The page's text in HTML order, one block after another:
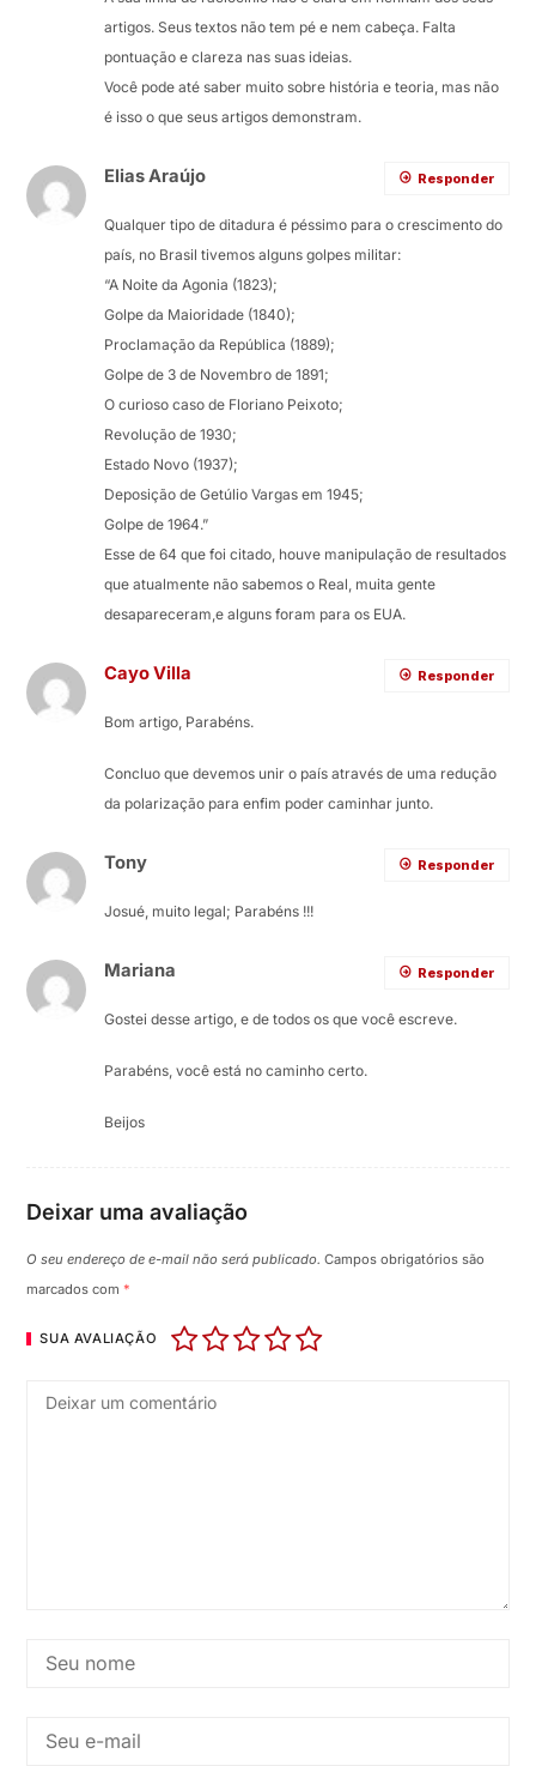
artigos. Seus textos não tem pé e nem cabeça. Falta
pontuação e clareza nas suas ideias.
Você pode até saber muito sobre história e teoria, mas não
é isso o que seus artigos demonstram.
Elias Araújo
Qualquer tipo de ditadura é péssimo para o crescimento do
país, no Brasil tivemos alguns golpes militar:
“A Noite da Agonia (1823);
Golpe da Maioridade (1840);
Proclamação da República (1889);
Golpe de 3 de Novembro de 1891;
O curioso caso de Floriano Peixoto;
Revolução de 1930;
Estado Novo (1937);
Deposição de Getúlio Vargas em 1945;
Golpe de 1964.”
Esse de 64 que foi citado, houve manipulação de resultados
que atualmente não sabemos o Real, muita gente
desapareceram,e alguns foram para os EUA.
Responder
Cayo Villa
Bom artigo, Parabéns.
Concluo que devemos unir o país através de uma redução
da polarização para enfim poder caminhar junto.
Responder
Tony
Josué, muito legal; Parabéns !!!
Responder
Mariana
Gostei desse artigo, e de todos os que você escreve.
Parabéns, você está no caminho certo.
Beijos
Responder
Deixar uma avaliação
O seu endereço de e-mail não será publicado. Campos obrigatórios são
marcados com*
SUA AVALIAÇÃO